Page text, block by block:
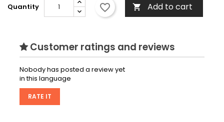
Quantity favorite_border  Add to cart
Customer ratings and reviews
Nobody has posted a review yet
in this language
RATE IT